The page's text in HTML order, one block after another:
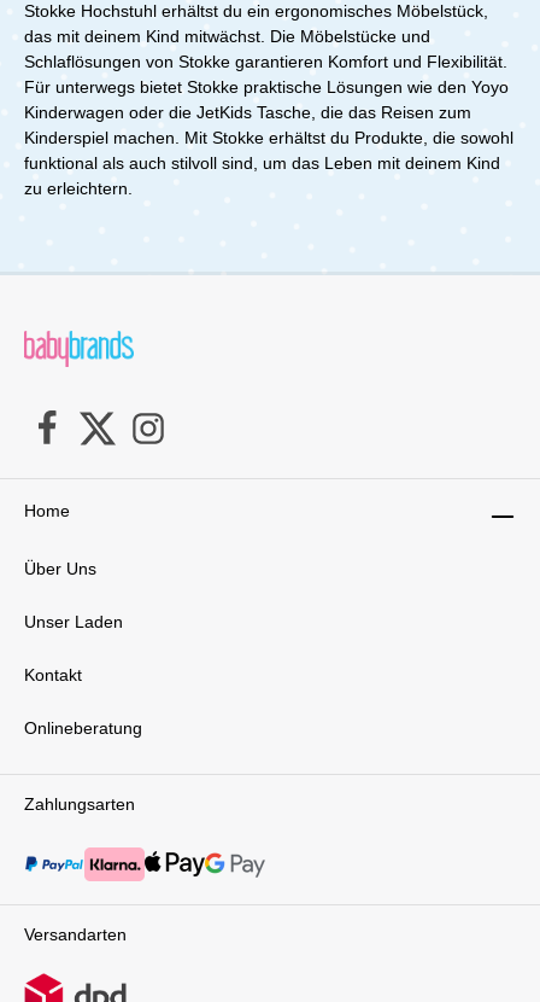
Stokke Hochstuhl erhältst du ein ergonomisches Möbelstück,
das mit deinem Kind mitwächst. Die Möbelstücke und
Schlaflösungen von Stokke garantieren Komfort und Flexibilität.
Für unterwegs bietet Stokke praktische Lösungen wie den Yoyo
Kinderwagen oder die JetKids Tasche, die das Reisen zum
Kinderspiel machen. Mit Stokke erhältst du Produkte, die sowohl
funktional als auch stilvoll sind, um das Leben mit deinem Kind
zu erleichtern.
Zahlungsarten
Versandarten
Home
Über Uns
Unser Laden
Kontakt
Onlineberatung